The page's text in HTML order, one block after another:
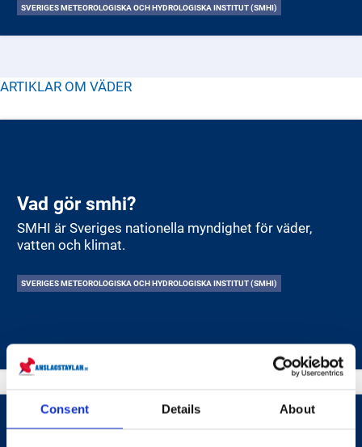
Consent Details About
SVERIGES METEOROLOGISKA OCH HYDROLOGISKA INSTITUT (SMHI)
ARTIKLAR OM VÄDER
Vad gör smhi?
SMHI är Sveriges nationella myndighet för väder,
vatten och klimat.
SVERIGES METEOROLOGISKA OCH HYDROLOGISKA INSTITUT (SMHI)